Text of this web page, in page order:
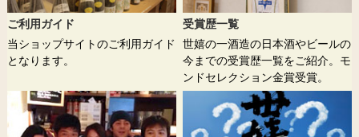
ご利用ガイド
当ショップサイトのご利用ガイド
となります。
受賞歴一覧
世嬉の一酒造の日本酒やビールの
今までの受賞歴一覧をご紹介。モ
ンドセレクション金賞受賞。